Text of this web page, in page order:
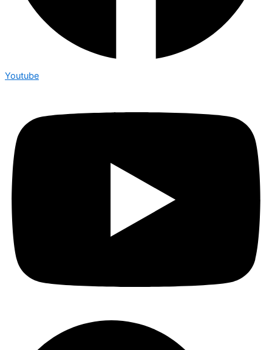
Youtube